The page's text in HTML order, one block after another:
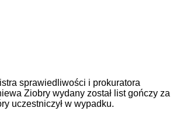
sprawiedliwości i prokuratora
Ziobry wydany został list gończy za
uczestniczył w wypadku.